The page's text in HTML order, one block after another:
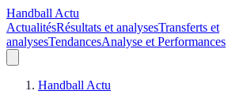
Handball Actu
ActualitésRésultats et analysesTransferts et
analysesTendancesAnalyse et Performances
Handball Actu